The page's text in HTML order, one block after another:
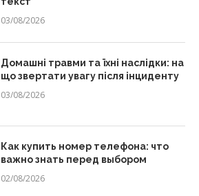
03/08/2026
Домашні травми та їхні наслідки: на
що звертати увагу після інциденту
03/08/2026
Как купить номер телефона: что
важно знать перед выбором
02/08/2026